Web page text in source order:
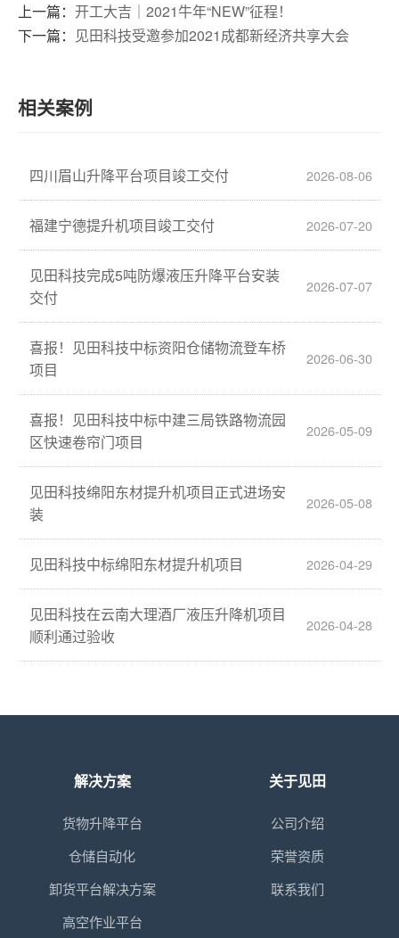
上一篇： 开工大吉｜2021牛年“NEW”征程！
下一篇： 见田科技受邀参加2021成都新经济共享大会
相关案例
四川眉山升降平台项目竣工交付 2026-08-06
福建宁德提升机项目竣工交付 2026-07-20
见田科技完成5吨防爆液压升降平台安装
交付
2026-07-07
喜报！见田科技中标资阳仓储物流登车桥
项目
2026-06-30
喜报！见田科技中标中建三局铁路物流园
区快速卷帘门项目
2026-05-09
见田科技绵阳东材提升机项目正式进场安
装
2026-05-08
见田科技中标绵阳东材提升机项目 2026-04-29
见田科技在云南大理酒厂液压升降机项目
顺利通过验收
2026-04-28
解决方案
货物升降平台
仓储自动化
卸货平台解决方案
高空作业平台
关于见田
公司介绍
荣誉资质
联系我们